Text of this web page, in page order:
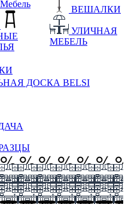
Мебель
ВЕШАЛКИ
УЛИЧНАЯ
МЕБЕЛЬ
ДОСКА BELSI